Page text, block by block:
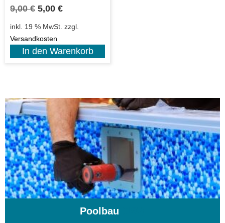
9,00€ 5,00 €
inkl. 19 % MwSt. zzgl.
Versandkosten
In den Warenkorb
Poolbau